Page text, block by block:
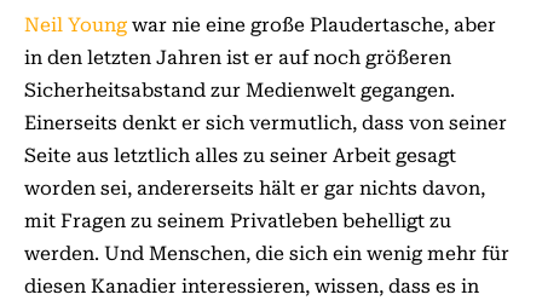
Neil Young war nie eine große Plaudertasche, aber
in den letzten Jahren ist er auf noch größeren
Sicherheitsabstand zur Medienwelt gegangen.
Einerseits denkt er sich vermutlich, dass von seiner
Seite aus letztlich alles zu seiner Arbeit gesagt
worden sei, andererseits hält er gar nichts davon,
mit Fragen zu seinem Privatleben behelligt zu
werden. Und Menschen, die sich ein wenig mehr für
diesen Kanadier interessieren, wissen, dass es in